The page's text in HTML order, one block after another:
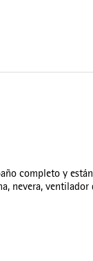
completo y
nevera, ventilador